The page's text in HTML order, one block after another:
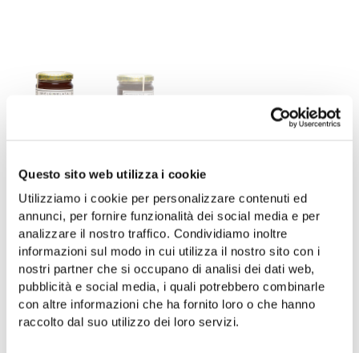
Questo sito web utilizza i cookie
Utilizziamo i cookie per personalizzare contenuti ed
annunci, per fornire funzionalità dei social media e per
analizzare il nostro traffico. Condividiamo inoltre
informazioni sul modo in cui utilizza il nostro sito con i
nostri partner che si occupano di analisi dei dati web,
pubblicità e social media, i quali potrebbero combinarle
con altre informazioni che ha fornito loro o che hanno
raccolto dal suo utilizzo dei loro servizi.
Honig aus melata (honigtau)
Formato di
vendita
IN DEN WARENKORB